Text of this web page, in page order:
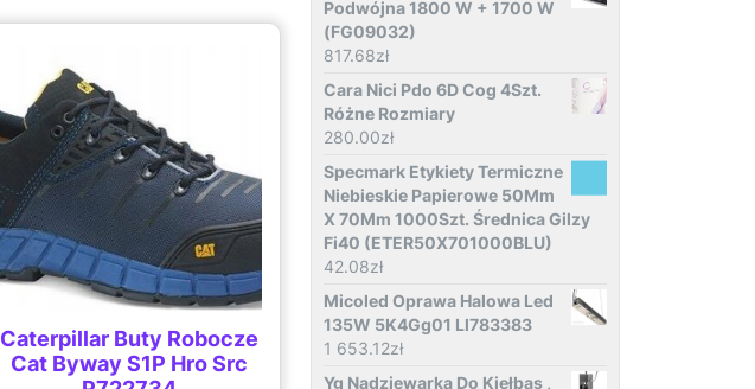
Caterpillar Buty Robocze
Cat Byway S1P Hro Src
Podwójna 1800 W + 1700 W
(FG09032)
817.68zł
Cara Nici Pdo 6D Cog 4Szt.
Różne Rozmiary
280.00zł
Specmark Etykiety Termiczne
Niebieskie Papierowe 50Mm
X 70Mm 1000Szt. Średnica Gilzy
Fi40 (ETER50X701000BLU)
42.08zł
Micoled Oprawa Halowa Led
135W 5K4Gg01 Ll783383
1 653.12zł
Yg Nadziewarka Do Kiełbas ,